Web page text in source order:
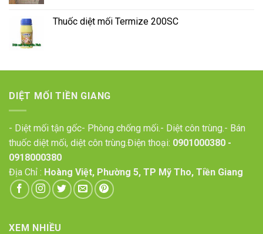
Thuốc diệt mối Termize 200SC
DIỆT MỐI TIỀN GIANG
- Diệt mối tận gốc- Phòng chống mối.- Diệt côn trùng.- Bán
thuốc diệt mối, diệt côn trùng.Điện thoại: 0901000380 -
0918000380
Địa Chỉ : Hoàng Việt, Phường 5, TP Mỹ Tho, Tiền Giang
XEM NHIỀU